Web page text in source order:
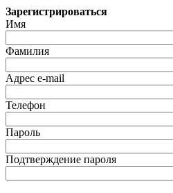
Зарегистрироваться
Имя
Фамилия
Адрес e-mail
Телефон
Пароль
Подтверждение пароля